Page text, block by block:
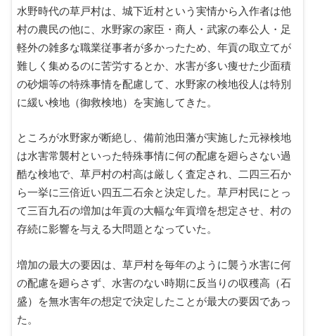
水野時代の草戸村は、城下近村という実情から入作者は他
村の農民の他に、水野家の家臣・商人・武家の奉公人・足
軽外の雑多な職業従事者が多かったため、年貢の取立てが
難しく集めるのに苦労するとか、水害が多い痩せた少面積
の砂畑等の特殊事情を配慮して、水野家の検地役人は特別
に緩い検地（御救検地）を実施してきた。
ところが水野家が断絶し、備前池田藩が実施した元禄検地
は水害常襲村といった特殊事情に何の配慮を廻らさない過
酷な検地で、草戸村の村高は厳しく査定され、二四三石か
ら一挙に三倍近い四五二石余と決定した。草戸村民にとっ
て三百九石の増加は年貢の大幅な年貢増を想定させ、村の
存続に影響を与える大問題となっていた。
増加の最大の要因は、草戸村を毎年のように襲う水害に何
の配慮を廻らさず、水害のない時期に反当りの収穫高（石
盛）を無水害年の想定で決定したことが最大の要因であっ
た。